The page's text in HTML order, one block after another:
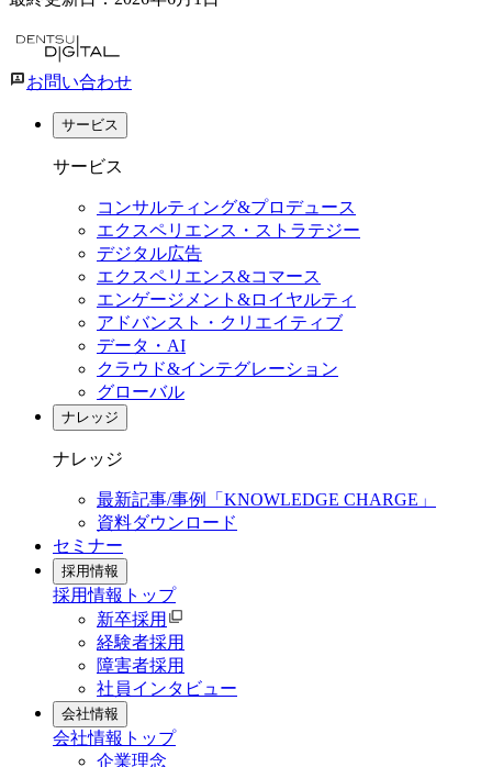
お問い合わせ
サービス
サービス
コンサルティング&プロデュース
エクスペリエンス・ストラテジー
デジタル広告
エクスペリエンス&コマース
エンゲージメント&ロイヤルティ
アドバンスト・クリエイティブ
データ・AI
クラウド&インテグレーション
グローバル
ナレッジ
ナレッジ
最新記事/事例「KNOWLEDGE CHARGE」
資料ダウンロード
セミナー
採用情報
採用情報 トップ
新卒採用
経験者採用
障害者採用
社員インタビュー
会社情報
会社情報 トップ
企業理念